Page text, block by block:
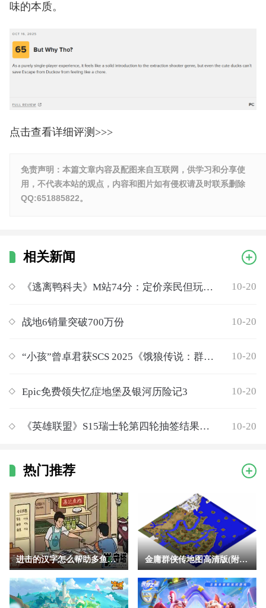
味的本质。
点击查看详细评测>>>
免责声明：本篇文章内容及配图来自互联网，供学习和分享使
用，不代表本站的观点，内容和图片如有侵权请及时联系删除
QQ:651885822。
相关新闻
《逃离鸭科夫》M站74分：定价亲民但玩法乏味不堪 10-20
战地6销量突破700万份 10-20
“小孩”曾卓君获SCS 2025《饿狼传说：群狼之城》年度总冠军！实在太传奇 10-20
Epic免费领失忆症地堡及银河历险记3 10-20
《英雄联盟》S15瑞士轮第四轮抽签结果公开！你是否满意？ 10-20
热门推荐
进击的汉字怎么帮助多鱼完成挑战 进击的汉字助人为乐帮助多鱼完 金庸群侠传地图高清版(附地点详细坐标)